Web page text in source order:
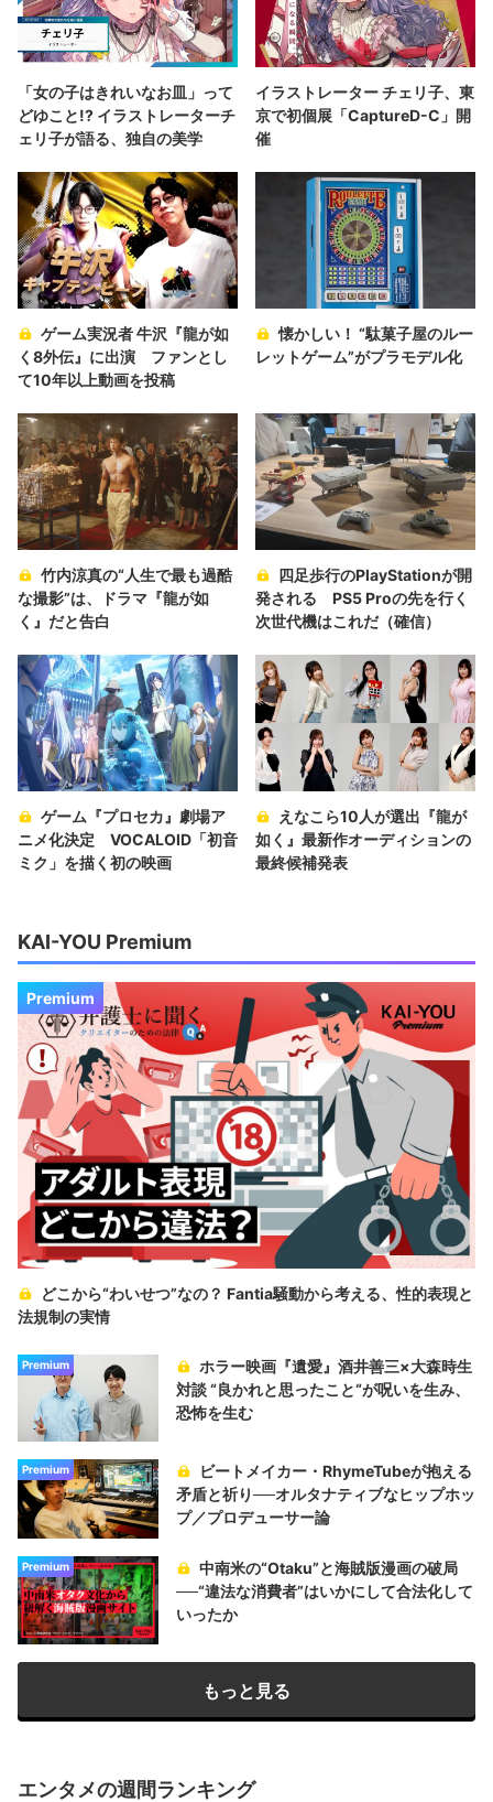
「女の子はきれいなお皿」って
どゆこと!? イラストレーターチ
ェリ子が語る、独自の美学
イラストレーター チェリ子、東
京で初個展「CaptureD-C」開
催
ゲーム実況者 牛沢『龍が如
く8外伝』に出演 ファンとし
て10年以上動画を投稿
懐かしい！ “駄菓子屋のルー
レットゲーム”がプラモデル化
竹内涼真の“人生で最も過酷
な撮影”は、ドラマ『龍が如
く』だと告白
四足歩行のPlayStationが開
発される PS5 Proの先を行く
次世代機はこれだ（確信）
ゲーム『プロセカ』劇場ア
ニメ化決定 VOCALOID「初音
ミク」を描く初の映画
えなこら10人が選出『龍が
如く』最新作オーディションの
最終候補発表
KAI-YOU Premium
Premium
どこから“わいせつ”なの？ Fantia騒動から考える、性的表現と
法規制の実情
Premium
ホラー映画『遺愛』酒井善三×大森時生
対談 “良かれと思ったこと“が呪いを生み、
恐怖を生む
Premium
ビートメイカー・RhymeTubeが抱える
矛盾と祈り──オルタナティブなヒップホッ
プ／プロデューサー論
Premium
中南米の“Otaku”と海賊版漫画の破局
──“違法な消費者”はいかにして合法化して
いったか
もっと見る
エンタメの週間ランキング